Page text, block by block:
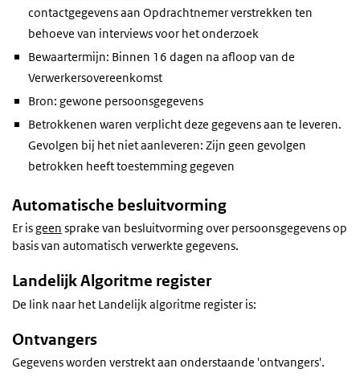
contactgegevens aan Opdrachtnemer verstrekken ten
behoeve van interviews voor het onderzoek
Bewaartermijn: Binnen 16 dagen na afloop van de
Verwerkersovereenkomst
Bron: gewone persoonsgegevens
Betrokkenen waren verplicht deze gegevens aan te leveren.
Gevolgen bij het niet aanleveren: Zijn geen gevolgen
betrokken heeft toestemming gegeven
Automatische besluitvorming
Er isgeen sprake van besluitvorming over persoonsgegevens op
basis van automatisch verwerkte gegevens.
Landelijk Algoritme register
De link naar het Landelijk algoritme register is:
Ontvangers
Gegevens worden verstrekt aan onderstaande 'ontvangers'.